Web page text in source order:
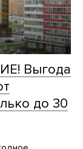
Выгода
до 30